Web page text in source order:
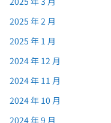
2025 年 2 月
2025 年 1 月
2024 年 12 月
2024 年 11 月
2024 年 10 月
2024 年 9 月